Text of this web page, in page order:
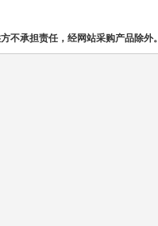
不承担责任，经网站采购产品除外。